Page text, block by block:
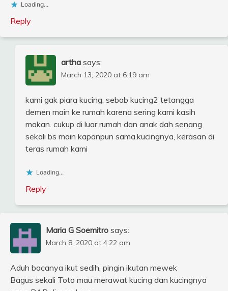
Loading...
Reply
artha says:
March 13, 2020 at 6:19 am
kami gak piara kucing, sebab kucing2 tetangga
demen main ke rumah karena sering kami kasih
makan. cukup di luar rumah dan anak dah senang
sekali bs main kapanpun sama.kucingnya, kerasan di
teras rumah kami
Loading...
Reply
Maria G Soemitro says:
March 8, 2020 at 4:22 am
Aduh bacanya ikut sedih, pingin ikutan mewek
Bagus sekali Toto mau merawat kucing dan kucingnya